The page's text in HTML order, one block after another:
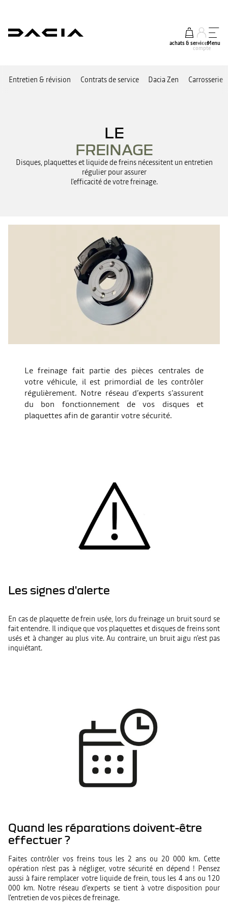
achats & services
mon
compte
Menu
Entretien & révision Contrats de service Dacia Zen Carrosserie
LE
FREINAGE
Disques, plaquettes et liquide de freins nécessitent un entretien
régulier pour assurer
l'efficacité de votre freinage.
Le freinage fait partie des pièces centrales de
votre véhicule, il est primordial de les contrôler
régulièrement. Notre réseau d’experts s’assurent
du bon fonctionnement de vos disques et
plaquettes afin de garantir votre sécurité.
Les signes d'alerte
En cas de plaquette de frein usée, lors du freinage un bruit sourd se
fait entendre. Il indique que vos plaquettes et disques de freins sont
usés et à changer au plus vite. Au contraire, un bruit aigu n’est pas
inquiétant.
Quand les réparations doivent-être
effectuer ?
Faites contrôler vos freins tous les 2 ans ou 20 000 km. Cette
opération n’est pas à négliger, votre sécurité en dépend ! Pensez
aussi à faire remplacer votre liquide de frein, tous les 4 ans ou 120
000 km. Notre réseau d’experts se tient à votre disposition pour
l’entretien de vos pièces de freinage.